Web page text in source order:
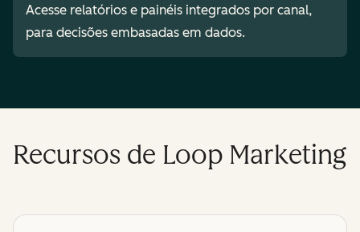
Acesse relatórios e painéis integrados por canal,
para decisões embasadas em dados.
Recursos de Loop Marketing